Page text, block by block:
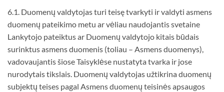
6.1. Duomenų valdytojas turi teisę tvarkyti ir valdyti asmens
duomenų pateikimo metu ar vėliau naudojantis svetaine
Lankytojo pateiktus ar Duomenų valdytojo kitais būdais
surinktus asmens duomenis (toliau – Asmens duomenys),
vadovaujantis šiose Taisyklėse nustatyta tvarka ir jose
nurodytais tikslais. Duomenų valdytojas užtikrina duomenų
subjektų teises pagal Asmens duomenų teisinės apsaugos